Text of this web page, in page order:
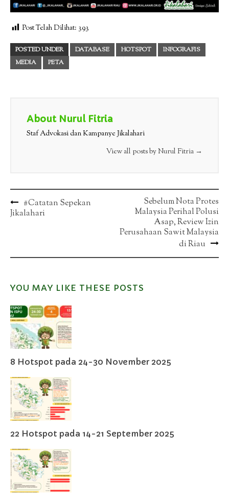
Post Telah Dilihat: 393
POSTED UNDER DATABASE HOTSPOT
INFOGRAFIS
MEDIA
PETA
About Nurul Fitria
Staf Advokasi dan Kampanye Jikalahari
View all posts by Nurul Fitria →
Post
navigation
#Catatan Sepekan
Jikalahari
Sebelum Nota Protes
Malaysia Perihal Polusi
Asap, Review Izin
Perusahaan Sawit Malaysia
di Riau
YOU MAY LIKE THESE POSTS
8 Hotspot pada 24-30 November 2025
22 Hotspot pada 14-21 September 2025